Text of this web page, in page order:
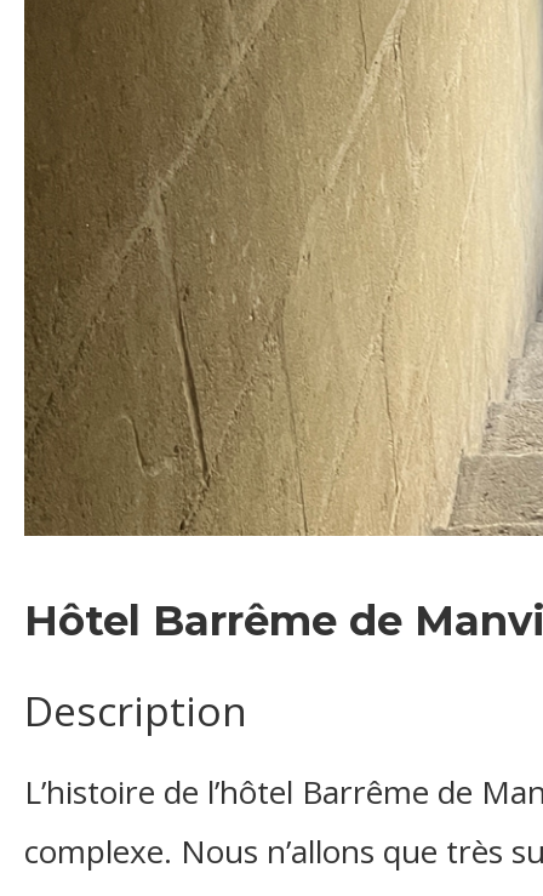
Hôtel Barrême de
Description
L’histoire de l’hôtel Barrême de
complexe. Nous n’allons que très